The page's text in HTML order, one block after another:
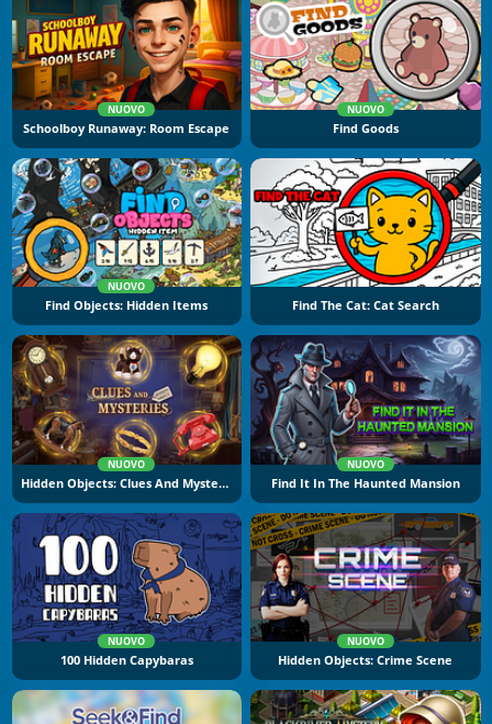
NUOVO
Schoolboy Runaway: Room Escape
NUOVO
Find Goods
NUOVO
Find Objects: Hidden Items Find The Cat: Cat Search
NUOVO
Hidden Objects: Clues And Mysteries
NUOVO
Find It In The Haunted Mansion
NUOVO
100 Hidden Capybaras
NUOVO
Hidden Objects: Crime Scene